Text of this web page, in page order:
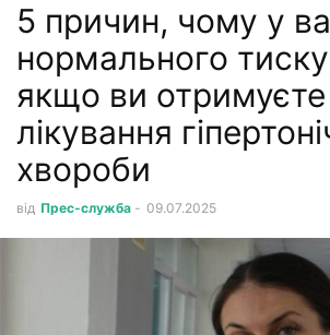
5 причин, чому у
нормального
якщо ви отримуєте
лікування
хвороби
від Прес-служба - 09.07.2025